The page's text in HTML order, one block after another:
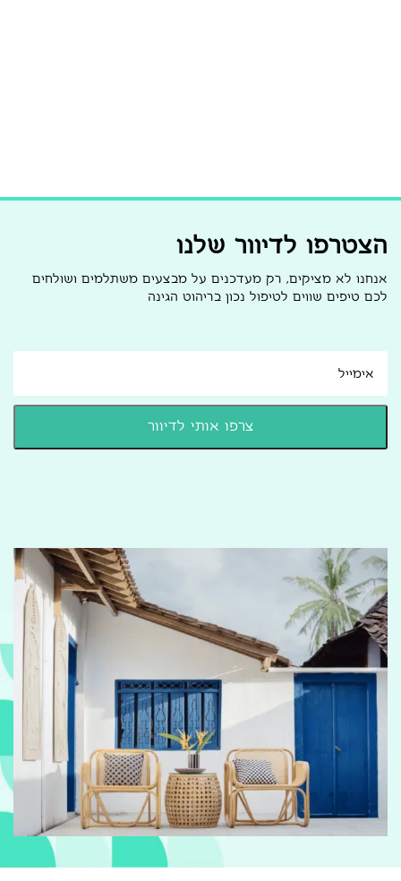
הצטרפו לדיוור שלנו
אנחנו לא מציקים, רק מעדכנים על מבצעים משתלמים ושולחים
לכם טיפים שווים לטיפול נכון בריהוט הגינה